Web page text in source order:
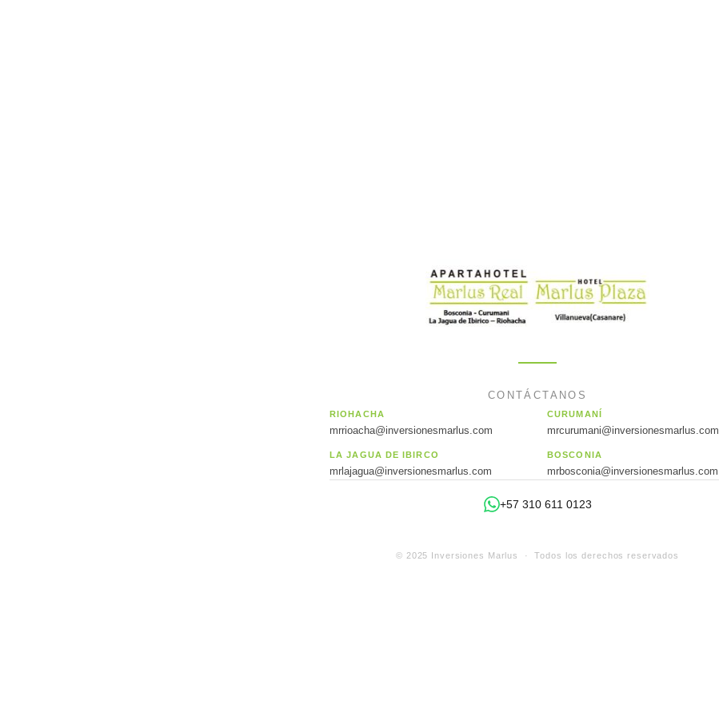
CONTÁCTANOS
RIOHACHA
mrrioacha@inversionesmarlus.com
CURUMANÍ
mrcurumani@inversionesmarlus.com
LA JAGUA DE IBIRCO
mrlajagua@inversionesmarlus.com
BOSCONIA
mrbosconia@inversionesmarlus.com
+57 310 611 0123
© 2025 Inversiones Marlus · Todos los derechos reservados